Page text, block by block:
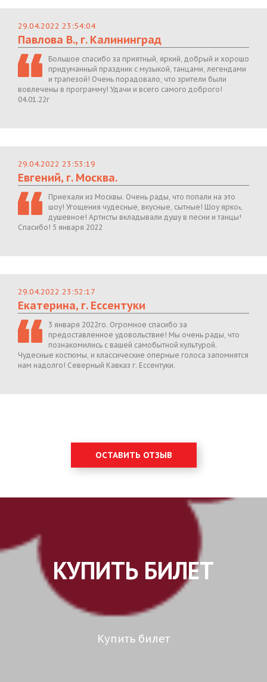
29.04.2022 23:54:04
Павлова В., г. Калининград
Большое спасибо за приятный, яркий, добрый и хорошо
придуманный праздник с музыкой, танцами, легендами
и трапезой! Очень порадовало, что зрители были
вовлечены в программу! Удачи и всего самого доброго!
04.01.22г
29.04.2022 23:53:19
Евгений, г. Москва.
Приехали из Москвы. Очень рады, что попали на это
шоу! Угощения чудесные, вкусные, сытные! Шоу яркое,
душевное! Артисты вкладывали душу в песни и танцы!
Спасибо! 5 января 2022
29.04.2022 23:52:17
Екатерина, г. Ессентуки
3 января 2022го. Огромное спасибо за
предоставленное удовольствие! Мы очень рады, что
познакомились с вашей самобытной культурой.
Чудесные костюмы, и классические оперные голоса запомнятся
нам надолго! Северный Кавказ г. Ессентуки.
ОСТАВИТЬ ОТЗЫВ
КУПИТЬ БИЛЕТ
Купить билет